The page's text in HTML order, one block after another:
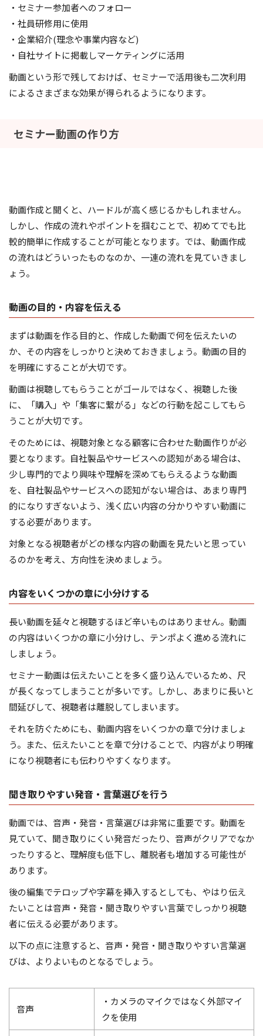
・セミナー参加者へのフォロー
・社員研修用に使用
・企業紹介(理念や事業内容など)
・自社サイトに掲載しマーケティングに活用
動画という形で残しておけば、セミナーで活用後も二次利用
によるさまざまな効果が得られるようになります。
セミナー動画の作り方
動画作成と聞くと、ハードルが高く感じるかもしれません。
しかし、作成の流れやポイントを掴むことで、初めてでも比
較的簡単に作成することが可能となります。では、動画作成
の流れはどういったものなのか、一連の流れを見ていきまし
ょう。
動画の目的・内容を伝える
まずは動画を作る目的と、作成した動画で何を伝えたいの
か、その内容をしっかりと決めておきましょう。動画の目的
を明確にすることが大切です。
動画は視聴してもらうことがゴールではなく、視聴した後
に、「購入」や「集客に繋がる」などの行動を起こしてもら
うことが大切です。
そのためには、視聴対象となる顧客に合わせた動画作りが必
要となります。自社製品やサービスへの認知がある場合は、
少し専門的でより興味や理解を深めてもらえるような動画
を、自社製品やサービスへの認知がない場合は、あまり専門
的になりすぎないよう、浅く広い内容の分かりやすい動画に
する必要があります。
対象となる視聴者がどの様な内容の動画を見たいと思ってい
るのかを考え、方向性を決めましょう。
内容をいくつかの章に小分けする
長い動画を延々と視聴するほど辛いものはありません。動画
の内容はいくつかの章に小分けし、テンポよく進める流れに
しましょう。
セミナー動画は伝えたいことを多く盛り込んでいるため、尺
が長くなってしまうことが多いです。しかし、あまりに長いと
間延びして、視聴者は離脱してしまいます。
それを防ぐためにも、動画内容をいくつかの章で分けましょ
う。また、伝えたいことを章で分けることで、内容がより明確
になり視聴者にも伝わりやすくなります。
聞き取りやすい発音・言葉選びを行う
動画では、音声・発音・言葉選びは非常に重要です。動画を
見ていて、聞き取りにくい発音だったり、音声がクリアでなか
ったりすると、理解度も低下し、離脱者も増加する可能性が
あります。
後の編集でテロップや字幕を挿入するとしても、やはり伝え
たいことは音声・発音・聞き取りやすい言葉でしっかり視聴
者に伝える必要があります。
以下の点に注意すると、音声・発音・聞き取りやすい言葉選
びは、よりよいものとなるでしょう。
音声
・カメラのマイクではなく外部マイ
クを使用